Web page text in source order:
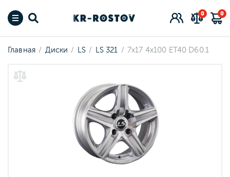
0 0
Главная Диски LS LS 321 7x17 4x100 ET40 D60.1